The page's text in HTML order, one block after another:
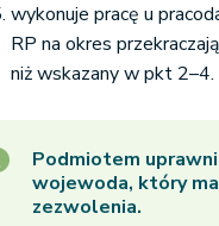
wykonuje pracę u
RP na okres
niż wskazany w pkt 2–4.
Podmiotem
wojewoda, który
zezwolenia.